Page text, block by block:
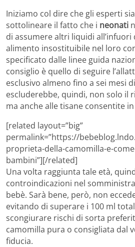
Iniziamo col dire che gli esperti
sottolineare il fatto che i neonati
di assumere altri liquidi
alimento insostituibile nel loro
specificato dalle linee guida
consiglio è quello di seguire
esclusivo almeno fino a sei mesi
escluderebbe, quindi, non solo il
ma anche alle tisane consentite
[related layout=”big”
permalink=”https://
proprieta-della-camomilla-e-
bambini”][/related]
Una volta raggiunta tale età,
controindicazioni nel
bebè. Sarà bene, però, non
evitando di superare i 100 ml
scongiurare rischi di sorta
camomilla pura o consigliata dal
fiducia.